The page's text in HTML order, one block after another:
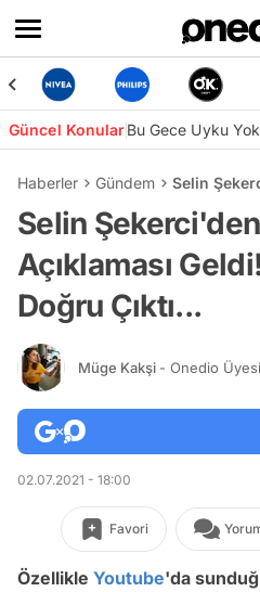
Güncel KonularBu Gece Uyku Yok
Haberler Gündem Selin
Selin
Açıklaması
Doğru Çıktı...
Müge Kakşi - Onedio Üyesi
02.07.2021 - 18:00
Favori
Özellikle Youtube'da